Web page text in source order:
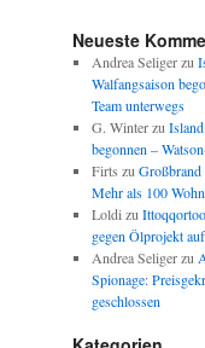
Neueste
Andrea Seligerzu
Walfangsaison
Team unterwegs
G. Winterzu
begonnen –
Firts zu Großbrand
Mehr als 100
Loldi zu
gegen Ölprojekt
Andrea Seligerzu
Spionage:
geschlossen